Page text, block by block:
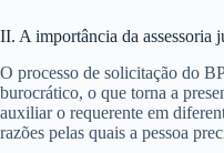
II. A importância da assessoria
O processo de solicitação do
burocrático, o que torna a
auxiliar o requerente em
razões pelas quais a pessoa